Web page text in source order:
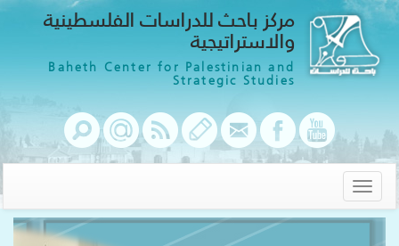
مركز باحث للدراسات الفلسطينية
والاستراتيجية
Baheth Center for Palestinian and
Strategic Studies
Toggle
navigation